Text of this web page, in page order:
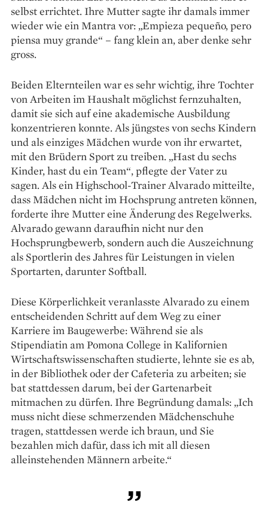
selbst errichtet. Ihre Mutter sagte ihr damals immer
wieder wie ein Mantra vor: „Empieza pequeño, pero
piensa muy grande“ – fang klein an, aber denke sehr
gross.
Beiden Elternteilen war es sehr wichtig, ihre Tochter
von Arbeiten im Haushalt möglichst fernzuhalten,
damit sie sich auf eine akademische Ausbildung
konzentrieren konnte. Als jüngstes von sechs Kindern
und als einziges Mädchen ­wurde von ihr erwartet,
mit den Brüdern Sport zu treiben. „Hast du sechs
Kinder, hast du ein Team“, pflegte der Vater zu
sagen. Als ein Highschool-Trainer Alvarado mitteilte,
dass Mädchen nicht im Hochsprung antreten können,
forderte ihre Mutter eine Änderung des Regelwerks.
Alvarado gewann daraufhin nicht nur den
Hochsprung­bewerb, sondern auch die Auszeichnung
als Sportlerin des Jahres für Leistungen in vielen
Sportarten, darunter Softball.
Diese Körperlichkeit veranlasste Alvarado zu einem
entscheidenden Schritt auf dem Weg zu einer
Karriere im Baugewerbe: Während sie als
Stipendiatin am Pomona College in Kalifornien
Wirtschaftswissenschaften studierte, lehnte sie es ab,
in der Bibliothek oder der Cafeteria zu arbeiten; sie
bat stattdessen darum, bei der Gartenarbeit
mitmachen zu dürfen. Ihre Begründung damals: „Ich
muss nicht diese schmerzenden Mädchenschuhe
tragen, stattdessen werde ich braun, und Sie
bezahlen mich dafür, dass ich mit all diesen
alleinstehenden Männern arbeite.“